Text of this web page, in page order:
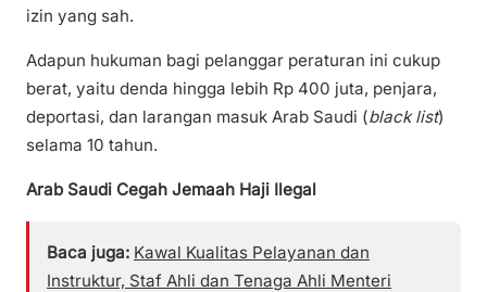
izin yang sah.
Adapun hukuman bagi pelanggar peraturan ini cukup
berat, yaitu denda hingga lebih Rp 400 juta, penjara,
deportasi, dan larangan masuk Arab Saudi (black list)
selama 10 tahun.
Arab Saudi Cegah Jemaah Haji Ilegal
Baca juga: Kawal Kualitas Pelayanan dan
Instruktur, Staf Ahli dan Tenaga Ahli Menteri